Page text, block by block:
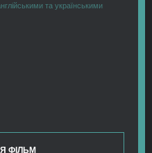
та українськими
ФІЛЬМ